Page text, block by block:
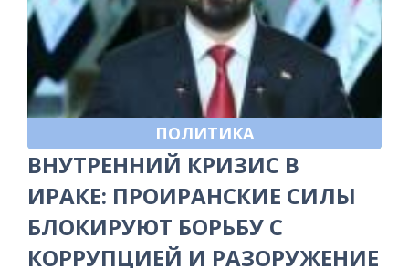
ПОЛИТИКА
ВНУТРЕННИЙ КРИЗИС В
ИРАКЕ: ПРОИРАНСКИЕ СИЛЫ
БЛОКИРУЮТ БОРЬБУ С
КОРРУПЦИЕЙ И РАЗОРУЖЕНИЕ